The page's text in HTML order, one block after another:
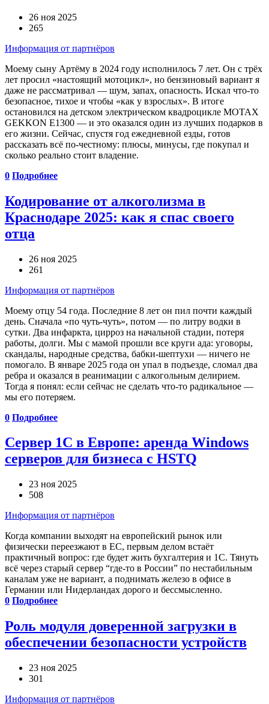
26 ноя 2025
265
Информация от партнёров
Моему сыну Артёму в 2024 году исполнилось 7 лет. Он с трёх
лет просил «настоящий мотоцикл», но бензиновый вариант я
даже не рассматривал — шум, запах, опасность. Искал что-то
безопасное, тихое и чтобы «как у взрослых». В итоге
остановился на детском электрическом квадроцикле MOTAX
GEKKON E1300 — и это оказался один из лучших подарков в
его жизни. Сейчас, спустя год ежедневной езды, готов
рассказать всё по-честному: плюсы, минусы, где покупал и
сколько реально стоит владение.
0 Подробнее
Кодирование от алкоголизма в
Краснодаре 2025: как я спас своего
отца
26 ноя 2025
261
Информация от партнёров
Моему отцу 54 года. Последние 8 лет он пил почти каждый
день. Сначала «по чуть-чуть», потом — по литру водки в
сутки. Два инфаркта, цирроз на начальной стадии, потеря
работы, долги. Мы с мамой прошли все круги ада: уговоры,
скандалы, народные средства, бабки-шептухи — ничего не
помогало. В январе 2025 года он упал в подъезде, сломал два
ребра и оказался в реанимации с алкогольным делирием.
Тогда я понял: если сейчас не сделать что-то радикальное —
мы его потеряем.
0 Подробнее
Сервер 1С в Европе: аренда Windows
серверов для бизнеса с HSTQ
23 ноя 2025
508
Информация от партнёров
Когда компании выходят на европейский рынок или
физически переезжают в ЕС, первым делом встаёт
практичный вопрос: где будет жить бухгалтерия и 1С. Тянуть
всё через старый сервер “где-то в России” по нестабильным
каналам уже не вариант, а поднимать железо в офисе в
Германии или Нидерландах дорого и бессмысленно.
0 Подробнее
Роль модуля доверенной загрузки в
обеспечении безопасности устройств
23 ноя 2025
301
Информация от партнёров